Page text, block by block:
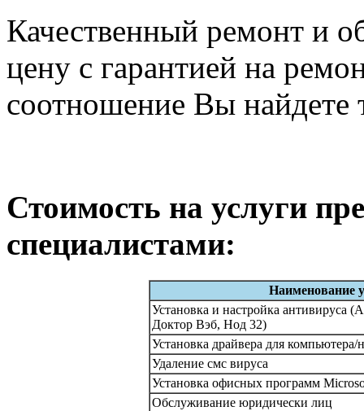
Качественный ремонт и
цену с гарантией на
соотношение Вы найдете
Стоимость на услуги
специалистами:
Наименование
Установка и настройка антивируса
Доктор Вэб, Нод 32)
Установка драйвера для компьютера/
Удаление смс вируса
Установка офисных программ
Обслуживание юридически лиц